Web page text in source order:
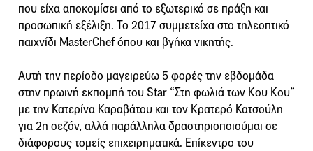
που είχα αποκομίσει από το εξωτερικό σε πράξη και
προσωπική εξέλιξη. Το 2017 συμμετείχα στο τηλεοπτικό
παιχνίδι MasterChef όπου και βγήκα νικητής.
Αυτή την περίοδο μαγειρεύω 5 φορές την εβδομάδα
στην πρωινή εκπομπή του Star “Στη φωλιά των Κου Κου”
με την Κατερίνα Καραβάτου και τον Κρατερό Κατσούλη
για 2η σεζόν, αλλά παράλληλα δραστηριοποιούμαι σε
διάφορους τομείς επιχειρηματικά. Επίκεντρο του